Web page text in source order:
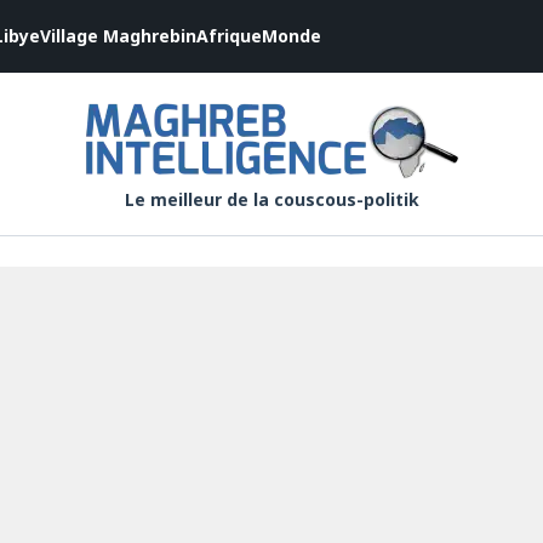
Village MaghrebinAfriqueMonde
Le meilleur de la couscous-politik